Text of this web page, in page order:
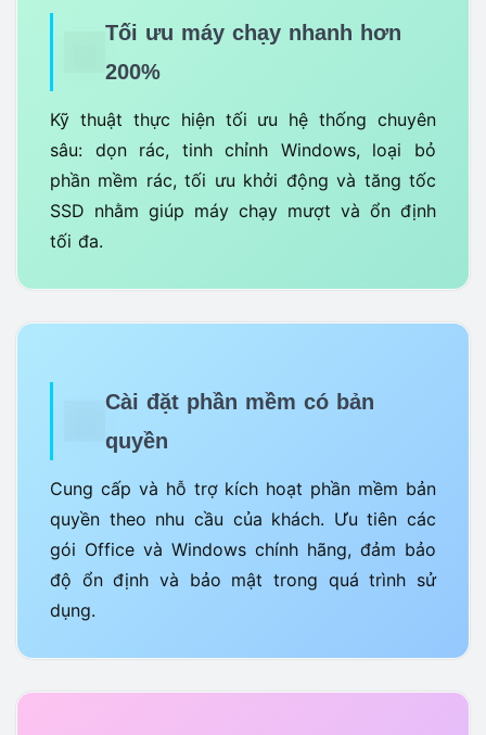
Tối ưu máy chạy nhanh hơn
200%
Kỹ thuật thực hiện tối ưu hệ thống chuyên
sâu: dọn rác, tinh chỉnh Windows, loại bỏ
phần mềm rác, tối ưu khởi động và tăng tốc
SSD nhằm giúp máy chạy mượt và ổn định
tối đa.
Cài đặt phần mềm có bản
quyền
Cung cấp và hỗ trợ kích hoạt phần mềm bản
quyền theo nhu cầu của khách. Ưu tiên các
gói Office và Windows chính hãng, đảm bảo
độ ổn định và bảo mật trong quá trình sử
dụng.